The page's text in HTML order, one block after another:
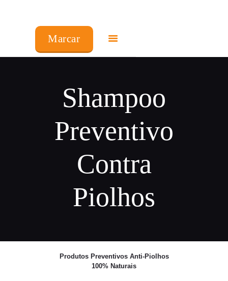
Marcar
Shampoo
Preventivo
Contra
Piolhos
Produtos Preventivos Anti-Piolhos
100% Naturais
COMO FUNCIONA
PREÇOS
FRANCHISING
PRODUTOS
CENTROS
MINHA CONTA